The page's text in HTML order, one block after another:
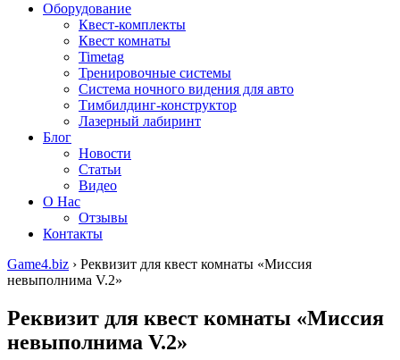
Оборудование
Квест-комплекты
Квест комнаты
Timetag
Тренировочные системы
Cистема ночного видения для авто
Тимбилдинг-конструктор
Лазерный лабиринт
Блог
Новости
Статьи
Видео
О Нас
Отзывы
Контакты
Game4.biz › Реквизит для квест комнаты «Миссия
невыполнима V.2»
Реквизит для квест комнаты «Миссия
невыполнима V.2»